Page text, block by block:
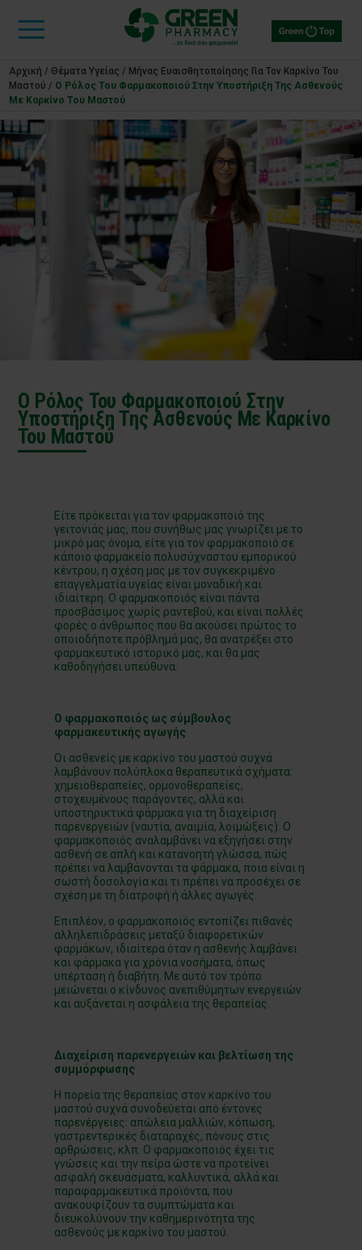
Αρχική / Θέματα Υγείας / Μήνας Ευαισθητοποίησης Για Τον Καρκίνο Του
Μαστού / Ο Ρόλος Του Φαρμακοποιού Στην Υποστήριξη Της Ασθενούς
Με Καρκίνο Του Μαστού
Ο Ρόλος Του Φαρμακοποιού Στην
Υποστήριξη Της Ασθενούς Με Καρκίνο
Του Μαστού
Είτε πρόκειται για τον φαρμακοποιό της
γειτονιάς μας, που συνήθως μας γνωρίζει με το
μικρό μας όνομα, είτε για τον φαρμακοποιό σε
κάποιο φαρμακείο πολυσύχναστου εμπορικού
κέντρου, η σχέση μας με τον συγκεκριμένο
επαγγελματία υγείας είναι μοναδική και
ιδιαίτερη. Ο φαρμακοποιός είναι πάντα
προσβάσιμος χωρίς ραντεβού, και είναι πολλές
φορές ο άνθρωπος που θα ακούσει πρώτος το
οποιοδήποτε πρόβλημά μας, θα ανατρέξει στο
φαρμακευτικό ιστορικό μας, και θα μας
καθοδηγήσει υπεύθυνα.
Ο φαρμακοποιός ως σύμβουλος
φαρμακευτικής αγωγής
Οι ασθενείς με καρκίνο του μαστού συχνά
λαμβάνουν πολύπλοκα θεραπευτικά σχήματα:
χημειοθεραπείες, ορμονοθεραπείες,
στοχευμένους παράγοντες, αλλά και
υποστηρικτικά φάρμακα για τη διαχείριση
παρενεργειών (ναυτία, αναιμία, λοιμώξεις). Ο
φαρμακοποιός αναλαμβάνει να εξηγήσει στην
ασθενή σε απλή και κατανοητή γλώσσα, πώς
πρέπει να λαμβάνονται τα φάρμακα, ποια είναι η
σωστή δοσολογία και τι πρέπει να προσέχει σε
σχέση με τη διατροφή ή άλλες αγωγές.
Επιπλέον, ο φαρμακοποιός εντοπίζει πιθανές
αλληλεπιδράσεις μεταξύ διαφορετικών
φαρμάκων, ιδιαίτερα όταν η ασθενής λαμβάνει
και φάρμακα για χρόνια νοσήματα, όπως
υπέρταση ή διαβήτη. Με αυτό τον τρόπο
μειώνεται ο κίνδυνος ανεπιθύμητων ενεργειών
και αυξάνεται η ασφάλεια της θεραπείας.
Διαχείριση παρενεργειών και βελτίωση της
συμμόρφωσης
Η πορεία της θεραπείας στον καρκίνο του
μαστού συχνά συνοδεύεται από έντονες
παρενέργειες: απώλεια μαλλιών, κόπωση,
γαστρεντερικές διαταραχές, πόνους στις
αρθρώσεις, κλπ. Ο φαρμακοποιός έχει τις
γνώσεις και την πείρα ώστε να προτείνει
ασφαλή σκευάσματα, καλλυντικά, αλλά και
παραφαρμακευτικά προϊόντα, που
ανακουφίζουν τα συμπτώματα και
διευκολύνουν την καθημερινότητα της
ασθενούς με καρκίνο του μαστού.